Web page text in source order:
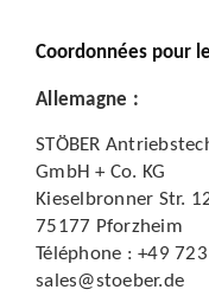
Coordonnées pour
Allemagne :
STÖBER
GmbH + Co. KG
Kieselbronner Str.
75177 Pforzheim
Téléphone : +49
sales@stoeber.de